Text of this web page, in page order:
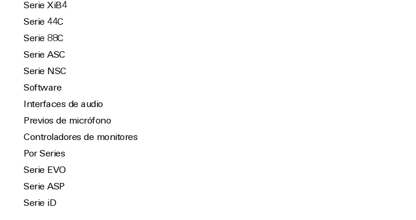
Serie XiB4
Serie 44C
Serie 88C
Serie ASC
Serie NSC
Software
Interfaces de audio
Previos de micrófono
Controladores de monitores
Por Series
Serie EVO
Serie ASP
Serie iD